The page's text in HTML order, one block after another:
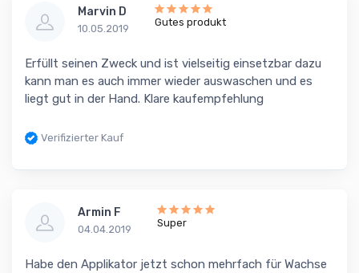
Marvin D
10.05.2019
Gutes produkt
Erfüllt seinen Zweck und ist vielseitig einsetzbar dazu
kann man es auch immer wieder auswaschen und es
liegt gut in der Hand. Klare kaufempfehlung
Verifizierter Kauf
Armin F
04.04.2019
Super
Habe den Applikator jetzt schon mehrfach für Wachse